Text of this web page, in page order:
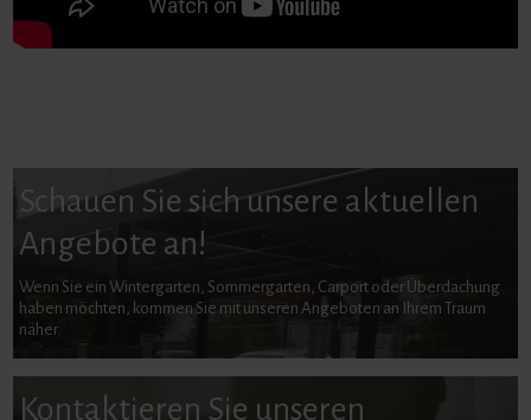
Schauen Sie sich unsere aktuellen
Angebote an!
Wenn Sie ein Wintergarten, Sommergarten, Carport oder Überdachung
haben möchten, kommen Sie mit unseren Angeboten an Ihrem Traum
näher.
Kontaktieren Sie unseren